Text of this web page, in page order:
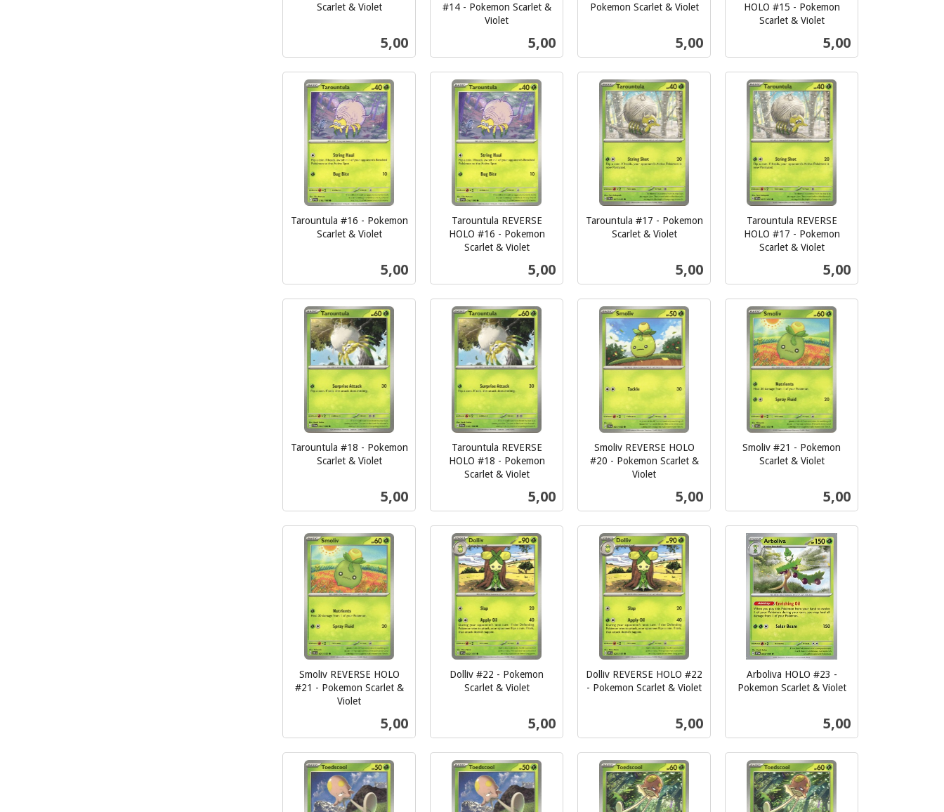
Scarlet & Violet
Pris
5,00
Kjøp
#14 - Pokemon Scarlet &
Violet
Pris
5,00
Kjøp
Pokemon Scarlet & Violet
Pris
5,00
Kjøp
HOLO #15 - Pokemon
Scarlet & Violet
Pris
5,00
Kjøp
Tarountula #16 - Pokemon
Scarlet & Violet
Pris
5,00
Kjøp
Tarountula REVERSE
HOLO #16 - Pokemon
Scarlet & Violet
Pris
5,00
Kjøp
Tarountula #17 - Pokemon
Scarlet & Violet
Pris
5,00
Kjøp
Tarountula REVERSE
HOLO #17 - Pokemon
Scarlet & Violet
Pris
5,00
Kjøp
Tarountula #18 - Pokemon
Scarlet & Violet
Pris
5,00
Kjøp
Tarountula REVERSE
HOLO #18 - Pokemon
Scarlet & Violet
Pris
5,00
Kjøp
Smoliv REVERSE HOLO
#20 - Pokemon Scarlet &
Violet
Pris
5,00
Kjøp
Smoliv #21 - Pokemon
Scarlet & Violet
Pris
5,00
Kjøp
Smoliv REVERSE HOLO
#21 - Pokemon Scarlet &
Violet
Pris
5,00
Kjøp
Dolliv #22 - Pokemon
Scarlet & Violet
Pris
5,00
Kjøp
Dolliv REVERSE HOLO #22
- Pokemon Scarlet & Violet
Pris
5,00
Kjøp
Arboliva HOLO #23 -
Pokemon Scarlet & Violet
Pris
5,00
Kjøp